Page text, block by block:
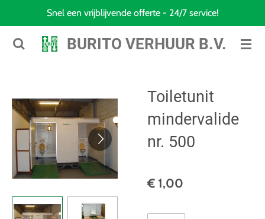
naar
BURITO VERHUUR B.V.
Snel een vrijblijvende offerte - 24/7 service!
Toiletunit
mindervalide
nr. 500
€ 1,00